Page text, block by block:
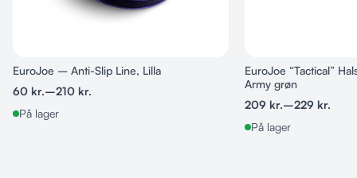
EuroJoe – Anti-Slip Line, Lilla
60 kr.–210 kr.
På lager
EuroJoe “Tactical”
Army grøn
209 kr.–229 kr.
På lager